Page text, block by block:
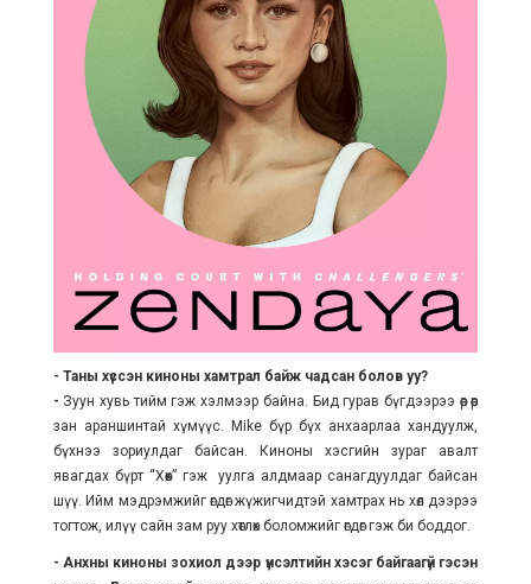
- Таны хүссэн киноны хамтрал байж чадсан болов уу?
- Зуун хувь тийм гэж хэлмээр байна. Бид гурав бүгдээрээ өөр өөр
зан араншинтай хүмүүс. Mike бүр бүх анхаарлаа хандуулж,
бүхнээ зориулдаг байсан. Киноны хэсгийн зураг авалт
явагдах бүрт “Хөөх” гэж уулга алдмаар санагдуулдаг байсан
шүү. Ийм мэдрэмжийг өгдөг жүжигчидтэй хамтрах нь хөл дээрээ
тогтож, илүү сайн зам руу хөтлөх боломжийг өгдөг гэж би боддог.
- Анхны киноны зохиол дээр үнсэлтийн хэсэг байгаагүй гэсэн